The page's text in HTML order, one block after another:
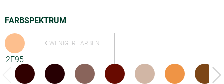
FARBSPEKTRUM
2F95
WENIGER FARBEN